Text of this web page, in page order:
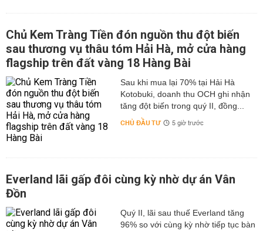
Chủ Kem Tràng Tiền đón nguồn thu đột biến
sau thương vụ thâu tóm Hải Hà, mở cửa hàng
flagship trên đất vàng 18 Hàng Bài
Sau khi mua lại 70% tại Hải Hà
Kotobuki, doanh thu OCH ghi nhận
tăng đột biến trong quý II, đồng...
CHỦ ĐẦU TƯ 5 giờ trước
Everland lãi gấp đôi cùng kỳ nhờ dự án Vân
Đồn
Quý II, lãi sau thuế Everland tăng
96% so với cùng kỳ nhờ tiếp tục bàn